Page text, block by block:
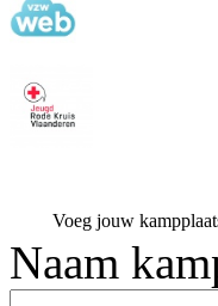
Voeg jouw
Naam